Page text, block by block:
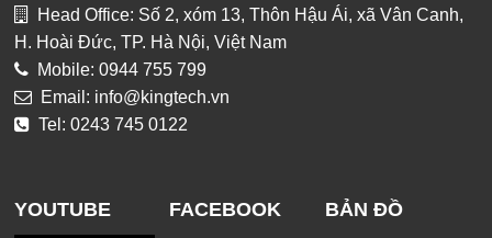
Head Office: Số 2, xóm 13, Thôn Hậu Ái, xã Vân Canh,
H. Hoài Đức, TP. Hà Nội, Việt Nam
Mobile: 0944 755 799
Email: info@kingtech.vn
Tel: 0243 745 0122
YOUTUBE FACEBOOK BẢN ĐỒ